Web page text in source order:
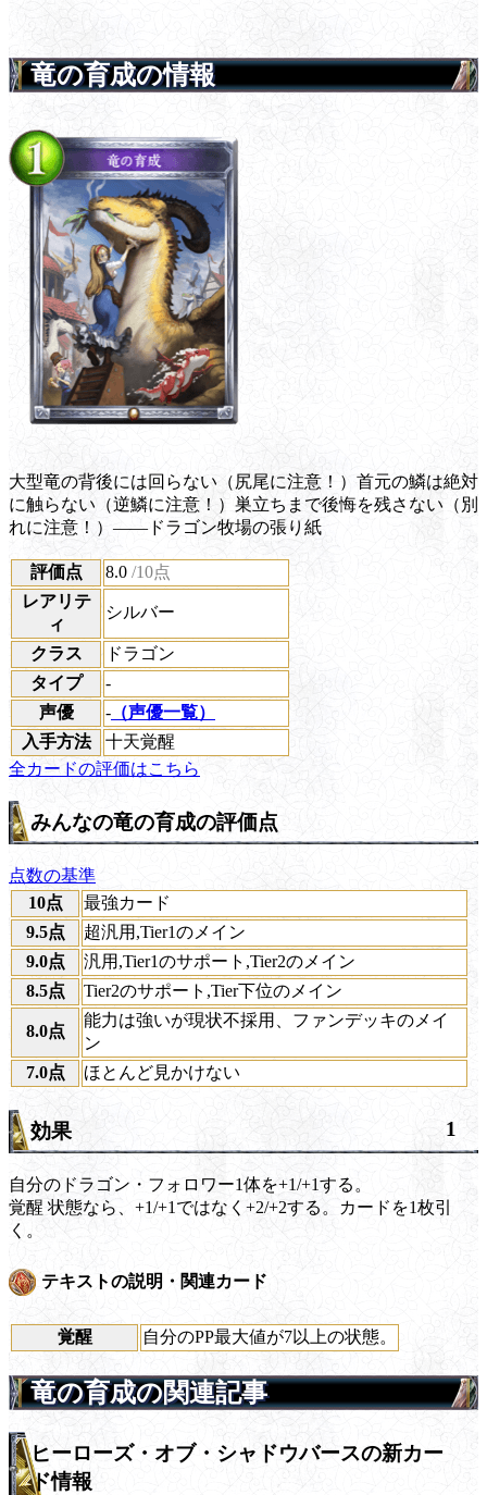
竜の育成の情報
大型竜の背後には回らない（尻尾に注意！）首元の鱗は絶対
に触らない（逆鱗に注意！）巣立ちまで後悔を残さない（別
れに注意！）――ドラゴン牧場の張り紙
評価点 8.0 /10点
レアリテ
ィ
シルバー
クラス
ドラゴン
タイプ
-
声優
- （声優一覧）
入手方法
十天覚醒
全カードの評価はこちら
みんなの竜の育成の評価点
点数の基準
10点
最強カード
9.5点
超汎用,Tier1のメイン
9.0点
汎用,Tier1のサポート,Tier2のメイン
8.5点
Tier2のサポート,Tier下位のメイン
8.0点
能力は強いが現状不採用、ファンデッキのメイ
ン
7.0点
ほとんど見かけない
効果 1
自分のドラゴン・フォロワー1体を+1/+1する。
覚醒 状態なら、+1/+1ではなく+2/+2する。カードを1枚引
く。
テキストの説明・関連カード
覚醒 自分のPP最大値が7以上の状態。
竜の育成の関連記事
ヒーローズ・オブ・シャドウバースの新カー
ド情報